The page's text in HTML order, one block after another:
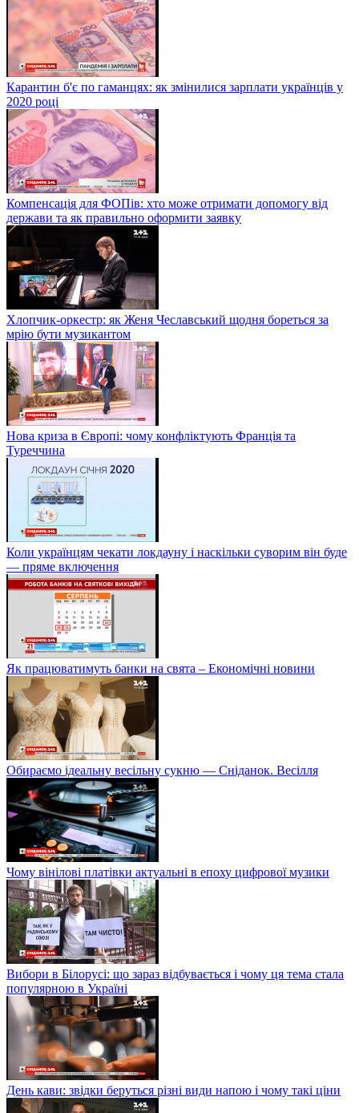
Карантин б'є по гаманцях: як змінилися зарплати українців у
2020 році
Компенсація для ФОПів: хто може отримати допомогу від
держави та як правильно оформити заявку
Хлопчик-оркестр: як Женя Чеславський щодня бореться за
мрію бути музикантом
Нова криза в Європі: чому конфліктують Франція та
Туреччина
Коли українцям чекати локдауну і наскільки суворим він буде
— пряме включення
Як працюватимуть банки на свята – Економічні новини
Обираємо ідеальну весільну сукню — Сніданок. Весілля
Чому вінілові платівки актуальні в епоху цифрової музики
Вибори в Білорусі: що зараз відбувається і чому ця тема стала
популярною в Україні
День кави: звідки беруться різні види напою і чому такі ціни